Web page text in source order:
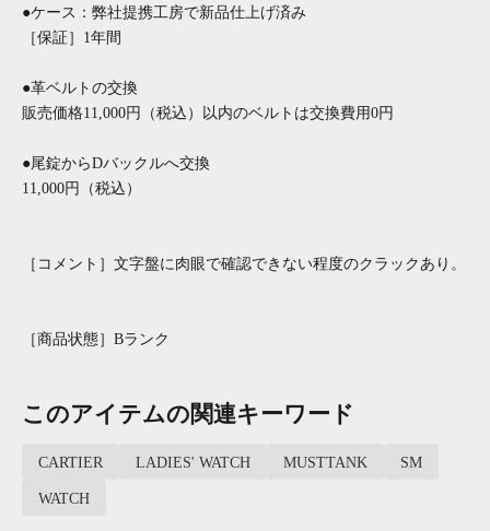
●ケース：弊社提携工房で新品仕上げ済み
［保証］1年間
●革ベルトの交換
販売価格11,000円（税込）以内のベルトは交換費用0円
●尾錠からDバックルへ交換
11,000円（税込）
［コメント］文字盤に肉眼で確認できない程度のクラックあり。
［商品状態］Bランク
このアイテムの関連キーワード
CARTIER LADIES' WATCH MUSTTANK SM
WATCH